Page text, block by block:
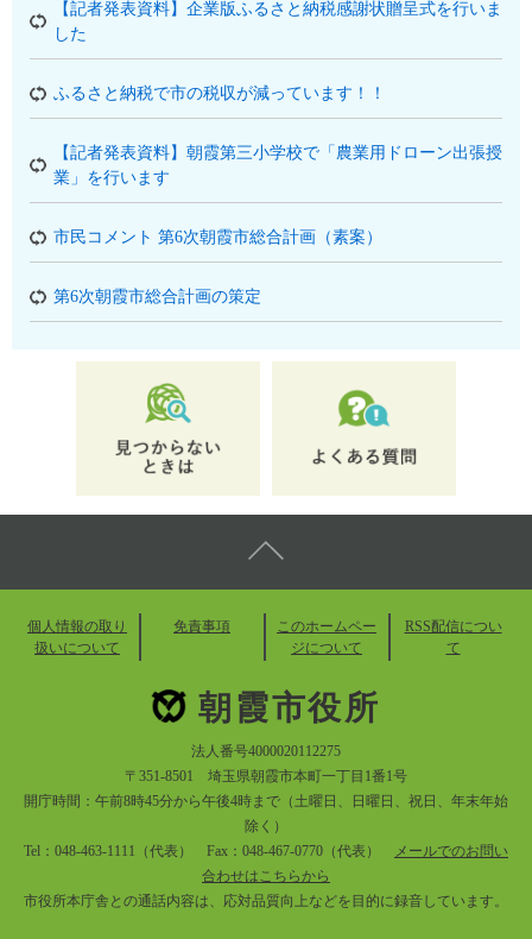
【記者発表資料】企業版ふるさと納税感謝状贈呈式を行いま
した
ふるさと納税で市の税収が減っています！！
【記者発表資料】朝霞第三小学校で「農業用ドローン出張授
業」を行います
市民コメント 第6次朝霞市総合計画（素案）
第6次朝霞市総合計画の策定
個人情報の取り
扱いについて
免責事項
このホームペー
ジについて
RSS配信につい
て
朝霞市役所
法人番号4000020112275
〒351-8501 埼玉県朝霞市本町一丁目1番1号
開庁時間：午前8時45分から午後4時まで（土曜日、日曜日、祝日、年末年始
除く）
Tel：048-463-1111（代表） Fax：048-467-0770（代表）
メールでのお問い
合わせはこちらから
市役所本庁舎との通話内容は、応対品質向上などを目的に録音しています。